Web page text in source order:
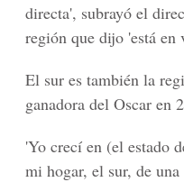
directa', subrayó el
región que dijo 'está en
El sur es también la
ganadora del Oscar en
'Yo crecí en (el estado
mi hogar, el sur, de